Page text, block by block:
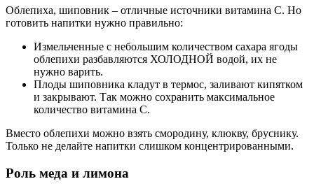
Облепиха, шиповник – отличные источники витамина С. Но
готовить напитки нужно правильно:
Измельченные с небольшим количеством сахара ягоды
облепихи разбавляются ХОЛОДНОЙ водой, их не
нужно варить.
Плоды шиповника кладут в термос, заливают кипятком
и закрывают. Так можно сохранить максимальное
количество витамина С.
Вместо облепихи можно взять смородину, клюкву, бруснику.
Только не делайте напитки слишком концентрированными.
Роль меда и лимона